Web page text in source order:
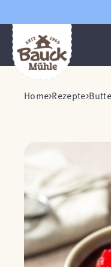
Home Rezepte